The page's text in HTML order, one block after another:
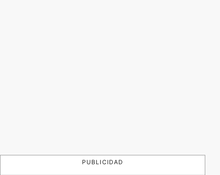
PUBLICIDAD